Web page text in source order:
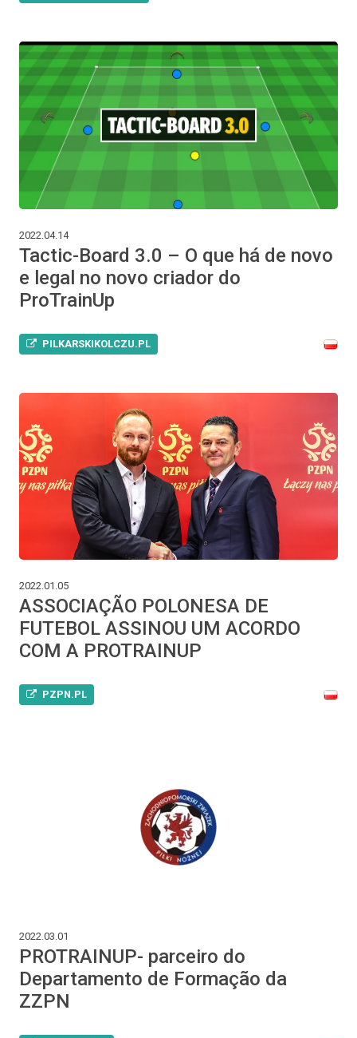
2022.04.14
Tactic-Board 3.0 – O que há de novo
e legal no novo criador do
ProTrainUp
PILKARSKIKOLCZU.PL
2022.01.05
ASSOCIAÇÃO POLONESA DE
FUTEBOL ASSINOU UM ACORDO
COM A PROTRAINUP
PZPN.PL
2022.03.01
PROTRAINUP- parceiro do
Departamento de Formação da
ZZPN